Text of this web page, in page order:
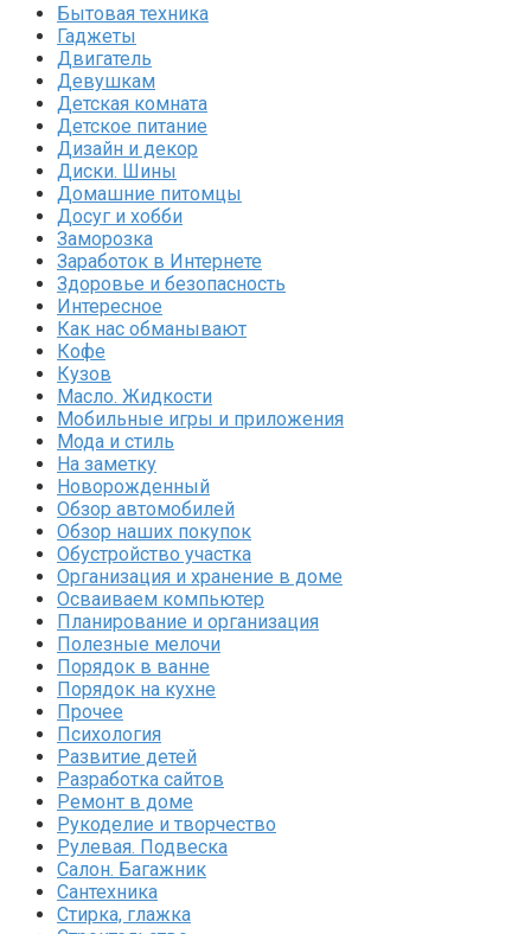
Бытовая техника
Гаджеты
Двигатель
Девушкам
Детская комната
Детское питание
Дизайн и декор
Диски. Шины
Домашние питомцы
Досуг и хобби
Заморозка
Заработок в Интернете
Здоровье и безопасность
Интересное
Как нас обманывают
Кофе
Кузов
Масло. Жидкости
Мобильные игры и приложения
Мода и стиль
На заметку
Новорожденный
Обзор автомобилей
Обзор наших покупок
Обустройство участка
Организация и хранение в доме
Осваиваем компьютер
Планирование и организация
Полезные мелочи
Порядок в ванне
Порядок на кухне
Прочее
Психология
Развитие детей
Разработка сайтов
Ремонт в доме
Рукоделие и творчество
Рулевая. Подвеска
Салон. Багажник
Сантехника
Стирка, глажка